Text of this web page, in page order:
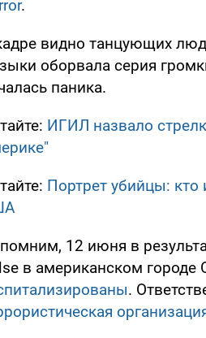
.
видно танцующих
оборвала серия
паника.
ИГИЛ назвало
Портрет убийцы: кто
12 июня в
в американском городе
.